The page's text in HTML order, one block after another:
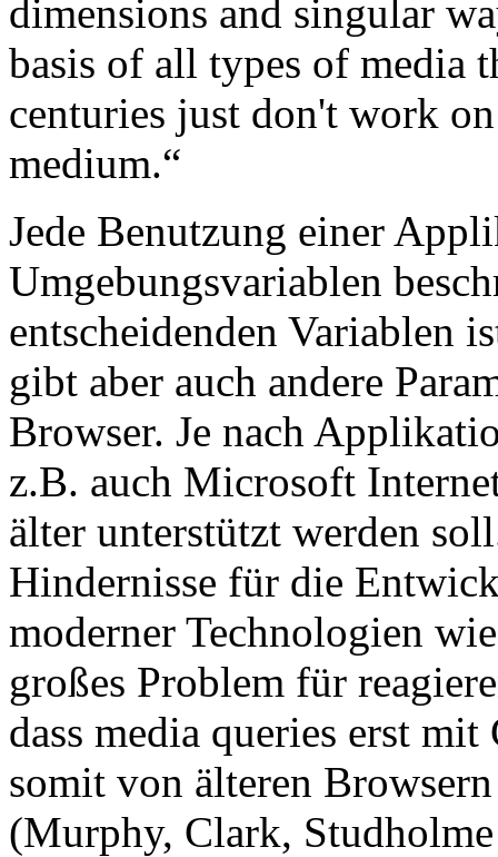
dimensions and singular
basis of all types of media
centuries just don't work
medium.“
Jede Benutzung einer
Umgebungsvariablen
entscheidenden Variablen
gibt aber auch andere
Browser. Je nach
z.B. auch Microsoft
älter unterstützt werden
Hindernisse für die
moderner Technologien
großes Problem für
dass media queries erst
somit von älteren
(Murphy, Clark,